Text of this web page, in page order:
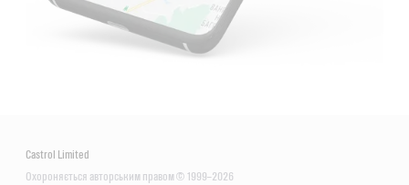
Castrol Limited
Охороняється авторським правом © 1999–2026